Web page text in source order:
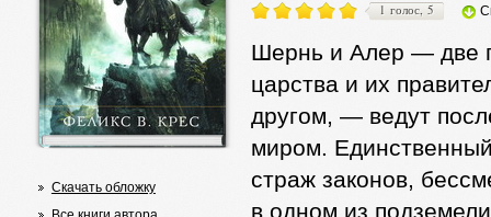
Скачать обложку
1 голос, 5
Шернь и Алер — две
царства и их
другом, — ведут
миром.
страж законов,
в одном из